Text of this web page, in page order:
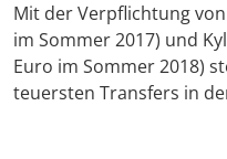
Mit der Verpflichtung
im Sommer 2017) und
Euro im Sommer 2018)
teuersten Transfers in